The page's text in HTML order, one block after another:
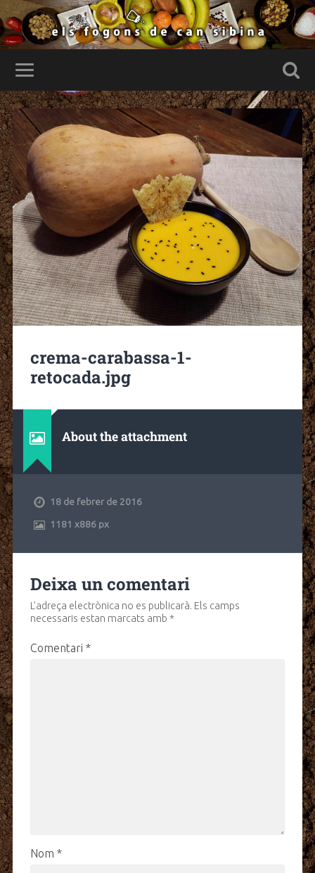
crema-carabassa-1-
retocada.jpg
About the attachment
18 de febrer de 2016
1181 x886 px
Deixa un comentari
L'adreça electrònica no es publicarà. Els camps
necessaris estan marcats amb *
Comentari *
Nom *